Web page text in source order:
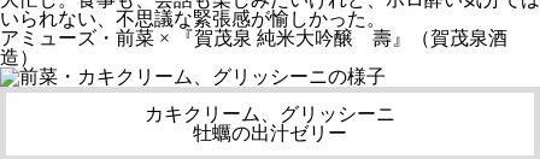
いられない、不思議な緊張感が愉しかった。
アミューズ・前菜 × 『賀茂泉 純米大吟醸 壽』（賀茂泉酒
造）
カキクリーム、グリッシーニ
牡蠣の出汁ゼリー